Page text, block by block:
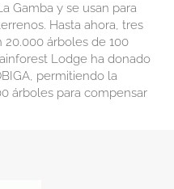
Gamba y se usan para
Hasta ahora, tres
20.000 árboles de 100
Lodge ha donado
permitiendo la
árboles para compensar